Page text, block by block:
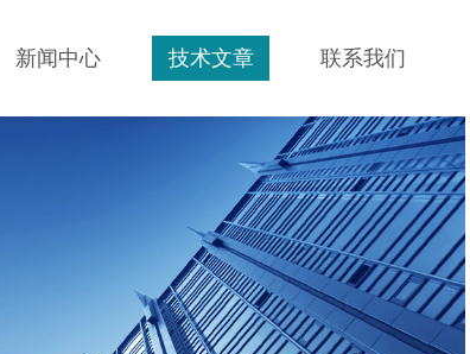
新闻中心 技术文章 联系我们